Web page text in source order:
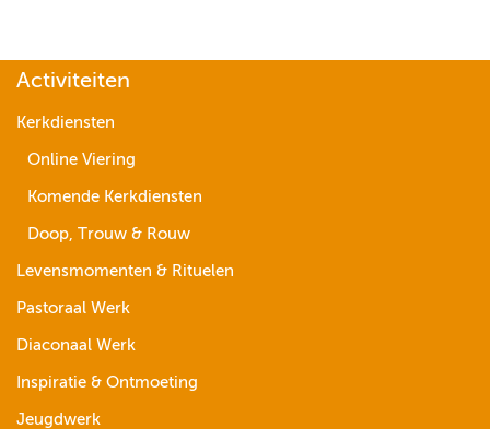
Activiteiten
Kerkdiensten
Online Viering
Komende Kerkdiensten
Doop, Trouw & Rouw
Levensmomenten & Rituelen
Pastoraal Werk
Diaconaal Werk
Inspiratie & Ontmoeting
Jeugdwerk